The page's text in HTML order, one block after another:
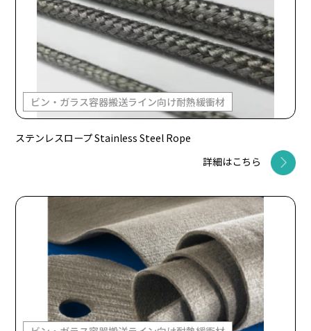
ビン・ガラス容器搬送ライン向け耐熱緩衝材
ステンレスロープ Stainless Steel Rope
詳細はこちら